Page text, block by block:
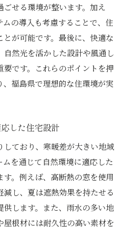
レンド
変える住まい
へのステップ
の変化を見据えて
宅設計
フォームの魅力
くりの可能性
育む住宅の特徴
インアプローチ
に対応する家
ごせる環境が整います。加え
の導入も考慮することで、住
が可能です。最後に、快適な
然光を活かした設計や風通し
要です。これらのポイントを押
、福島県で理想的な住環境が実
した住宅設計
しており、寒暖差が大きい地域
を通じて自然環境に適応した
。例えば、高断熱の窓を使用
し、夏は遮熱効果を持たせる
供します。また、雨水の多い地
屋根材には耐久性の高い素材を